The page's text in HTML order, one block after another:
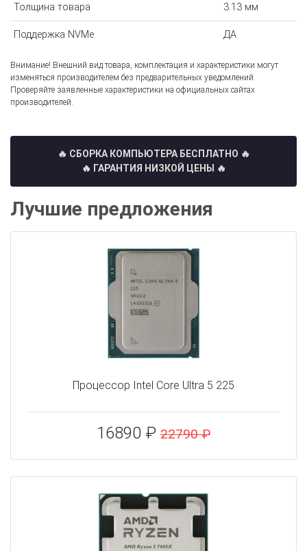
Толщина товара 3.13 мм
Поддержка NVMe ДА
Внимание! Внешний вид товара, комплектация и характеристики могут
изменяться производителем без предварительных уведомлений.
Проверяйте заявленные характеристики на официальных сайтах
производителей.
🔥 СБОРКА КОМПЬЮТЕРА БЕСПЛАТНО 🔥
🔥 ГАРАНТИЯ НИЗКОЙ ЦЕНЫ 🔥
Лучшие предложения
Процессор Intel Core Ultra 5 225
16890 ₽ 22790 ₽